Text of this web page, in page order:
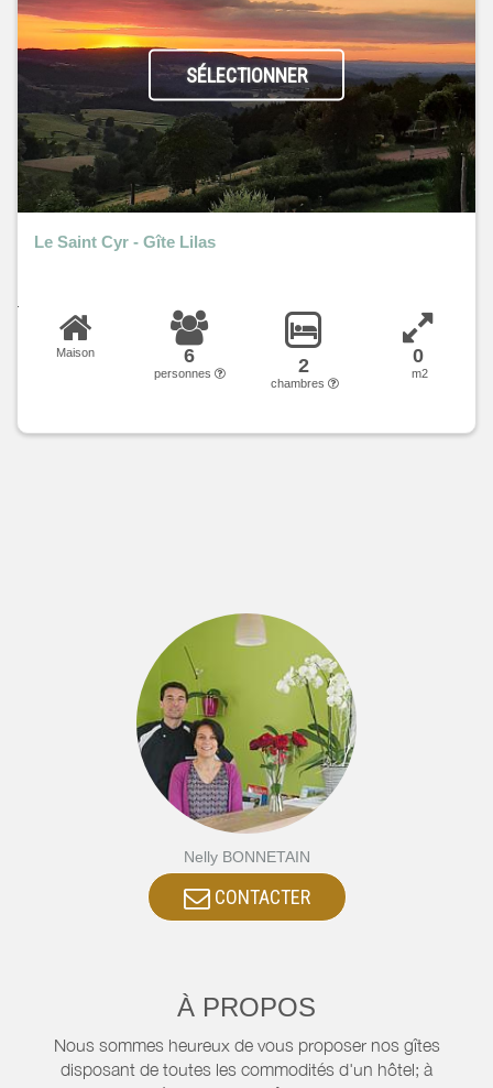
SÉLECTIONNER
Le Saint Cyr - Gîte Lilas
Maison 6
personnes 2
chambres
0
m2
Nelly BONNETAIN
CONTACTER
À PROPOS
Nous sommes heureux de vous proposer nos gîtes
disposant de toutes les commodités d'un hôtel; à